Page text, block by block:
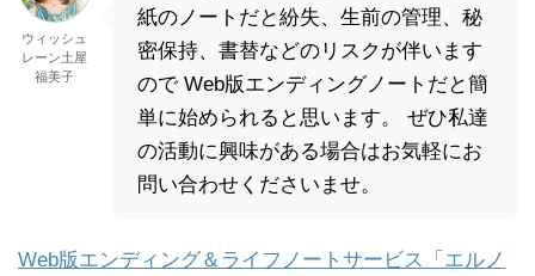
ウィッシュ
レーン土屋
福美子
紙のノートだと紛失、生前の管理、秘
密保持、書替などのリスクが伴います
ので Web版エンディングノートだと簡
単に始められると思います。 ぜひ私達
の活動に興味がある場合はお気軽にお
問い合わせくださいませ。
Web版エンディング＆ライフノートサービス「エルノ